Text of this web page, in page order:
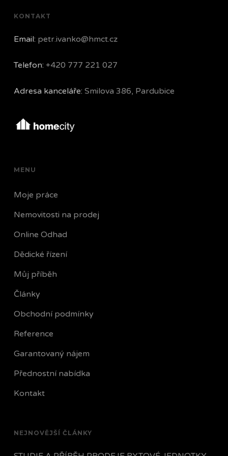
KONTAKT
Email: petr.ivanko@hmct.cz
Telefon: +420 777 221 027
Adresa kanceláře: Smilova 386, Pardubice
MENU
Moje práce
Nemovitosti na prodej
Online Odhad
Dědické řízení
Můj příběh
Články
Obchodní podmínky
Reference
Garantovaný nájem
Přednostní nabídka
Kontakt
NEJNOVĚJŠÍ ČLÁNKY